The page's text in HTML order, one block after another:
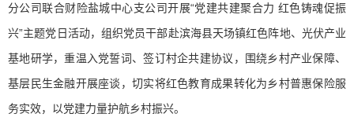
分公司联合财险盐城中心支公司开展“党建共建聚合力 红色铸魂促振
兴”主题党日活动，组织党员干部赴滨海县天场镇红色阵地、光伏产业
基地研学，重温入党誓词、签订村企共建协议，围绕乡村产业保障、
基层民生金融开展座谈，切实将红色教育成果转化为乡村普惠保险服
务实效，以党建力量护航乡村振兴。